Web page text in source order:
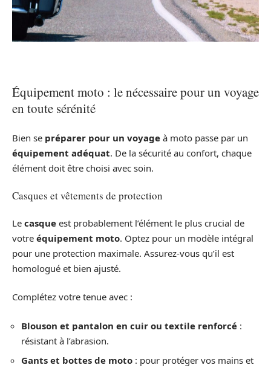
Équipement moto : le nécessaire pour un voyage
en toute sérénité
Bien se préparer pour un voyage à moto passe par un
équipement adéquat. De la sécurité au confort, chaque
élément doit être choisi avec soin.
Casques et vêtements de protection
Le casque est probablement l’élément le plus crucial de
votre équipement moto. Optez pour un modèle intégral
pour une protection maximale. Assurez-vous qu’il est
homologué et bien ajusté.
Complétez votre tenue avec :
Blouson et pantalon en cuir ou textile renforcé :
résistant à l’abrasion.
Gants et bottes de moto : pour protéger vos mains et